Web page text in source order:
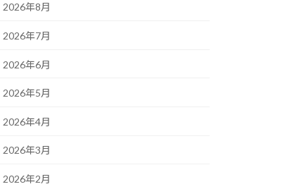
2026年8月
2026年7月
2026年6月
2026年5月
2026年4月
2026年3月
2026年2月